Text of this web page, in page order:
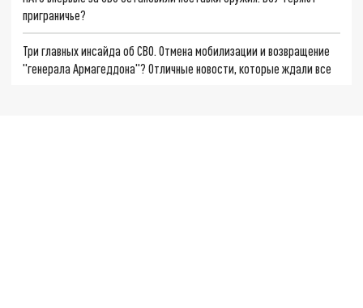
приграничье?
Три главных инсайда об СВО. Отмена мобилизации и возвращение
"генерала Армагеддона"? Отличные новости, которые ждали все